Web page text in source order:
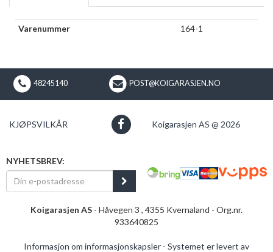
Varenummer 164-1
48245140 POST@KOIGARASJEN.NO
KJØPSVILKÅR Koigarasjen AS @ 2026
NYHETSBREV:
Koigarasjen AS - Håvegen 3 , 4355 Kvernaland - Org.nr.
933640825
Informasjon om informasjonskapsler - Systemet er levert av